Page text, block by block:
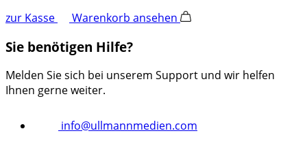
zur Kasse
Warenkorb ansehen
Sie benötigen Hilfe?
Melden Sie sich bei unserem Support und wir helfen
Ihnen gerne weiter.
info@ullmannmedien.com